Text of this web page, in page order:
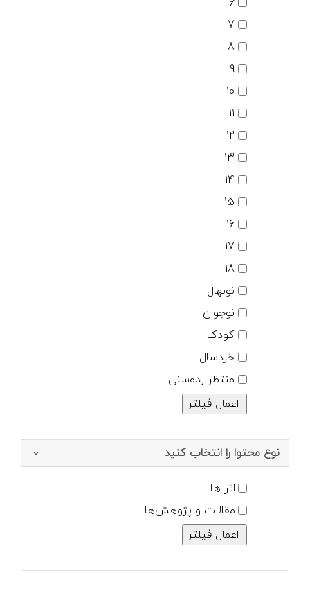
7
8
9
10
11
12
13
14
15
16
17
18
نونهال
نوجوان
کودک
خردسال
منتظر رده‌سنی
نوع محتوا را انتخاب کنید
اثر ها
مقالات و پژوهش‌ها